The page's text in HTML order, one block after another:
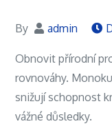
By admin
Obnovit přírodní
rovnováhy.
snižují schopnost
vážné důsledky.